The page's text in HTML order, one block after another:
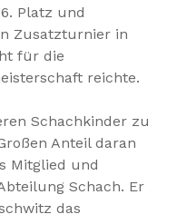
Platz und
Zusatzturnier in
für die
reichte.
Schachkinder zu
Anteil daran
Mitglied und
Schach. Er
das